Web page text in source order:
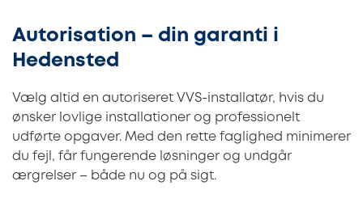
Autorisation – din garanti i
Hedensted
Vælg altid en autoriseret VVS-installatør, hvis du
ønsker lovlige installationer og professionelt
udførte opgaver. Med den rette faglighed minimerer
du fejl, får fungerende løsninger og undgår
ærgrelser – både nu og på sigt.